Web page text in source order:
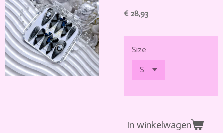
€ 28,93
Size
In winkelwagen